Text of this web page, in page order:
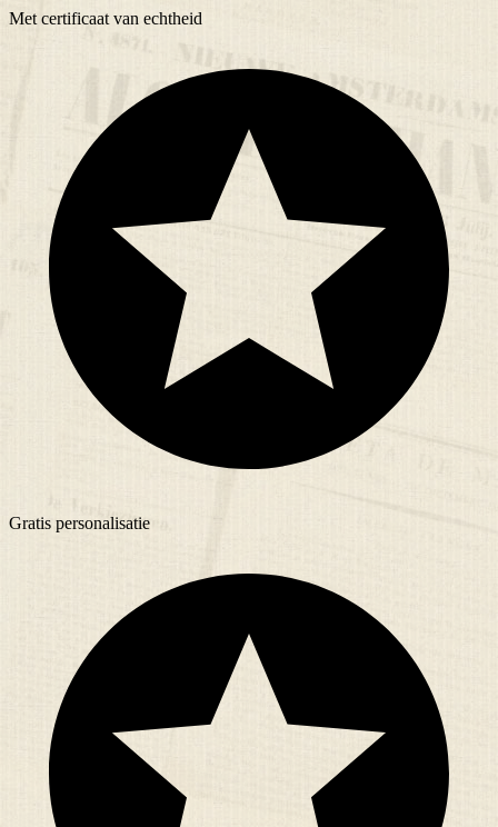
Met certificaat van echtheid
Gratis personalisatie